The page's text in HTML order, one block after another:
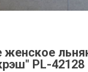
женское
PL-42128